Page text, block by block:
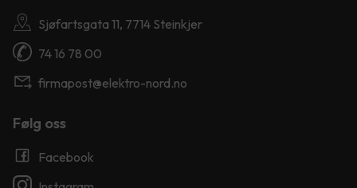
Sjøfartsgata 11, 7714 Steinkjer
74 16 78 00
firmapost@elektro-nord.no
Følg oss
Facebook